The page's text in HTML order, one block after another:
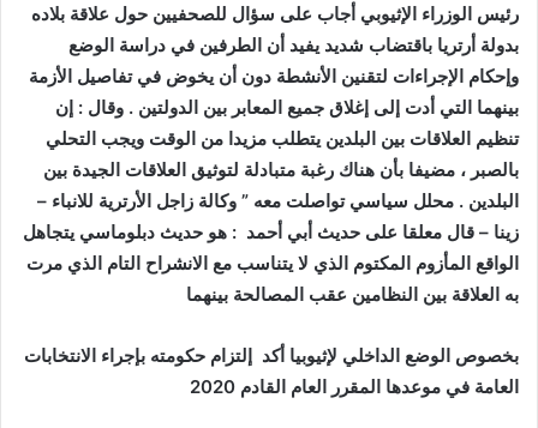
رئيس الوزراء الإثيوبي أجاب على سؤال للصحفيين حول علاقة بلاده
بدولة أرتريا باقتضاب شديد يفيد أن الطرفين في دراسة الوضع
وإحكام الإجراءات لتقنين الأنشطة دون أن يخوض في تفاصيل الأزمة
بينهما التي أدت إلى إغلاق جميع المعابر بين الدولتين . وقال : إن
تنظيم العلاقات بين البلدين يتطلب مزيدا من الوقت ويجب التحلي
بالصبر ، مضيفا بأن هناك رغبة متبادلة لتوثيق العلاقات الجيدة بين
البلدين . محلل سياسي تواصلت معه ” وكالة زاجل الأرترية للانباء –
زينا – قال معلقا على حديث أبي أحمد : هو حديث دبلوماسي يتجاهل
الواقع المأزوم المكتوم الذي لا يتناسب مع الانشراح التام الذي مرت
به العلاقة بين النظامين عقب المصالحة بينهما
بخصوص الوضع الداخلي لإثيوبيا أكد إلتزام حكومته بإجراء الانتخابات
العامة في موعدها المقرر العام القادم 2020